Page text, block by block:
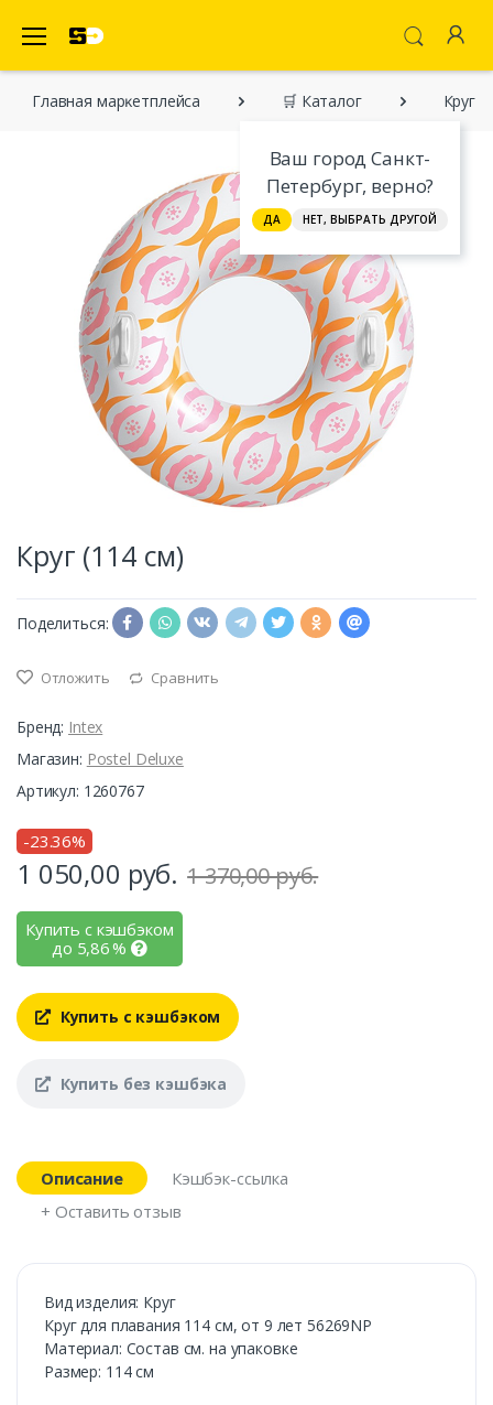
Ваш город Санкт-
Петербург, верно?
ДА НЕТ, ВЫБРАТЬ ДРУГОЙ
Главная марĸетплейса 🛒 Каталог Круг
Круг (114 см)
Поделиться:
Отложить Сравнить
Бренд: Intex
Магазин: Postel Deluxe
Артикул: 1260767
-23.36%
1 050,00 руб. 1 370,00 руб.
Купить с кэшбэком
до 5,86%
Купить с кэшбэком
Купить без кэшбэка
Описание
Кэшбэк-ссылка
+ Оставить отзыв
Вид изделия: Круг
Круг для плавания 114 см, от 9 лет 56269NP
Материал: Состав см. на упаковке
Размер: 114 см